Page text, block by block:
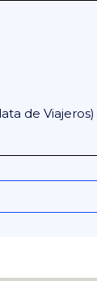
de Viajeros)